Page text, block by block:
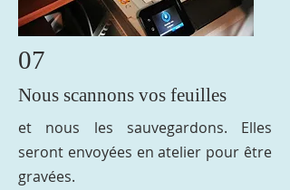
07
Nous scannons vos feuilles
et nous les sauvegardons. Elles
seront envoyées en atelier pour être
gravées.